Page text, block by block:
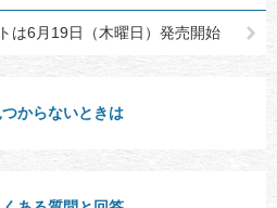
は6月19日（木曜日）発売開始
つからないときは